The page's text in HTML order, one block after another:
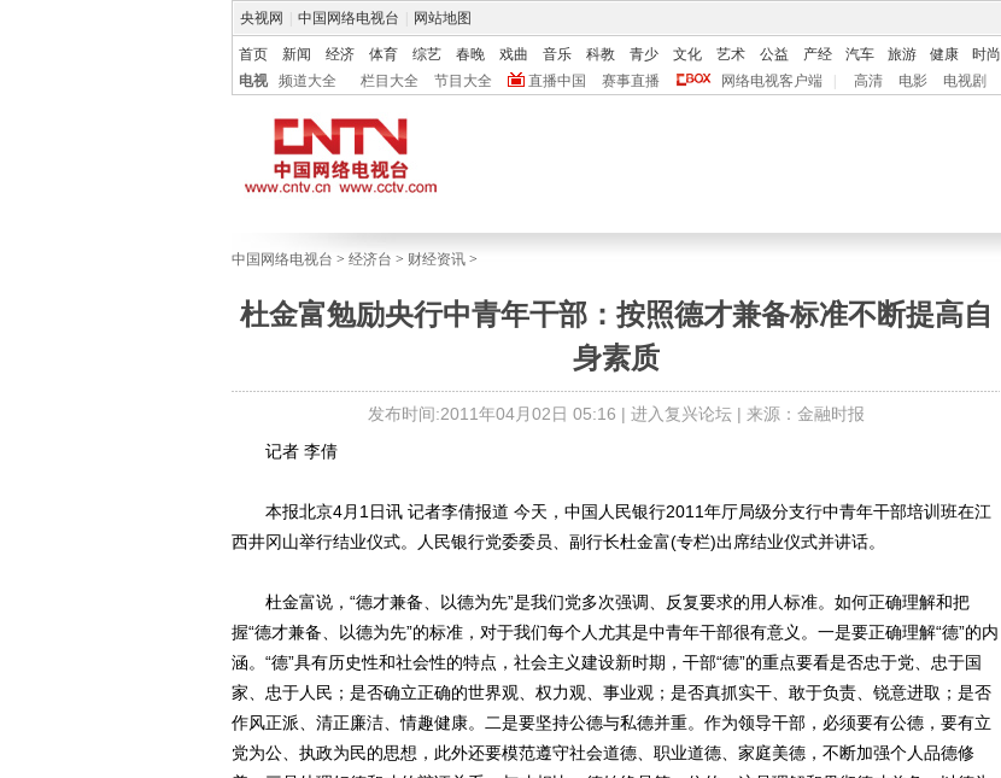
央视网 中国网络电视台 网站地图
首页 新闻 经济 体育 综艺 春晚 戏曲 音乐 科教 青少 文化 艺术 公益 产经 汽车 旅游 健康 时尚
电视
频道大全 栏目大全 节目大全 直播中国 赛事直播 网络电视客户端 高清 电影 电视剧
中国网络电视台 > 经济台 > 财经资讯 >
杜金富勉励央行中青年干部：按照德才兼备标准不断提高自
身素质
发布时间:2011年04月02日 05:16 | 进入复兴论坛| 来源：金融时报
记者 李倩
本报北京4月1日讯 记者李倩报道 今天，中国人民银行2011年厅局级分支行中青年干部培训班在江
西井冈山举行结业仪式。人民银行党委委员、副行长杜金富(专栏)出席结业仪式并讲话。
杜金富说，“德才兼备、以德为先”是我们党多次强调、反复要求的用人标准。如何正确理解和把
握“德才兼备、以德为先”的标准，对于我们每个人尤其是中青年干部很有意义。一是要正确理解“德”的内
涵。“德”具有历史性和社会性的特点，社会主义建设新时期，干部“德”的重点要看是否忠于党、忠于国
家、忠于人民；是否确立正确的世界观、权力观、事业观；是否真抓实干、敢于负责、锐意进取；是否
作风正派、清正廉洁、情趣健康。二是要坚持公德与私德并重。作为领导干部，必须要有公德，要有立
党为公、执政为民的思想，此外还要模范遵守社会道德、职业道德、家庭美德，不断加强个人品德修